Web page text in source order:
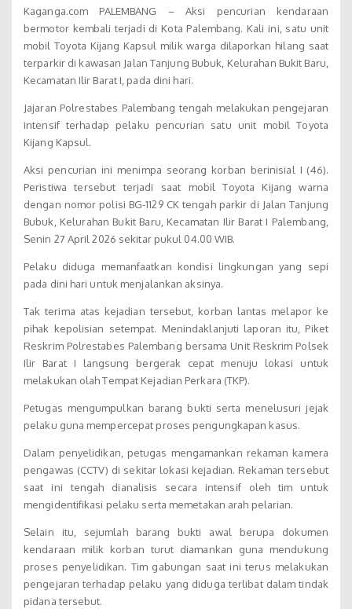
Kaganga.com PALEMBANG – Aksi pencurian kendaraan
bermotor kembali terjadi di Kota Palembang. Kali ini, satu unit
mobil Toyota Kijang Kapsul milik warga dilaporkan hilang saat
terparkir di kawasan Jalan Tanjung Bubuk, Kelurahan Bukit Baru,
Kecamatan Ilir Barat I, pada dini hari.
Jajaran Polrestabes Palembang tengah melakukan pengejaran
intensif terhadap pelaku pencurian satu unit mobil Toyota
Kijang Kapsul.
Aksi pencurian ini menimpa seorang korban berinisial I (46).
Peristiwa tersebut terjadi saat mobil Toyota Kijang warna
dengan nomor polisi BG-1129 CK tengah parkir di Jalan Tanjung
Bubuk, Kelurahan Bukit Baru, Kecamatan Ilir Barat I Palembang,
Senin 27 April 2026 sekitar pukul 04.00 WIB.
Pelaku diduga memanfaatkan kondisi lingkungan yang sepi
pada dini hari untuk menjalankan aksinya.
Tak terima atas kejadian tersebut, korban lantas melapor ke
pihak kepolisian setempat. Menindaklanjuti laporan itu, Piket
Reskrim Polrestabes Palembang bersama Unit Reskrim Polsek
Ilir Barat I langsung bergerak cepat menuju lokasi untuk
melakukan olah Tempat Kejadian Perkara (TKP).
Petugas mengumpulkan barang bukti serta menelusuri jejak
pelaku guna mempercepat proses pengungkapan kasus.
Dalam penyelidikan, petugas mengamankan rekaman kamera
pengawas (CCTV) di sekitar lokasi kejadian. Rekaman tersebut
saat ini tengah dianalisis secara intensif oleh tim untuk
mengidentifikasi pelaku serta memetakan arah pelarian.
Selain itu, sejumlah barang bukti awal berupa dokumen
kendaraan milik korban turut diamankan guna mendukung
proses penyelidikan. Tim gabungan saat ini terus melakukan
pengejaran terhadap pelaku yang diduga terlibat dalam tindak
pidana tersebut.